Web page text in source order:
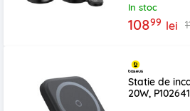
In stoc
10899 lei
Statie de
20W,